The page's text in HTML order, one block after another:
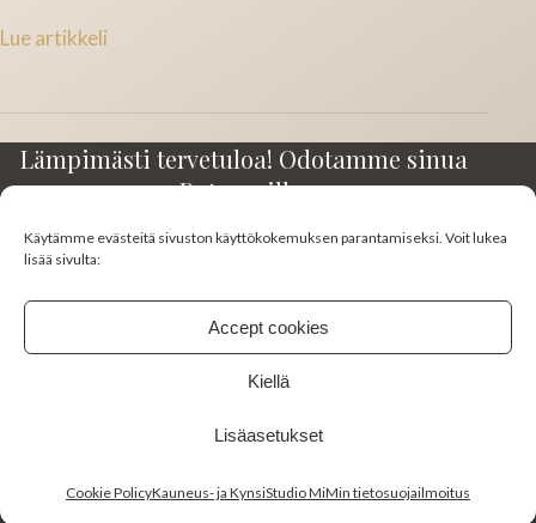
Käytämme evästeitä sivuston käyttökokemuksen parantamiseksi. Voit lukea
lisää sivulta:
Accept cookies
Kiellä
Lisäasetukset
Cookie PolicyKauneus- ja KynsiStudio MiMin tietosuojailmoitus
Lue artikkeli
Lämpimästi tervetuloa! Odotamme sinua
Rotuaarilla.
Kirkkokatu 23-25 A3
045 130 0383
studiomimi10@gmail.com